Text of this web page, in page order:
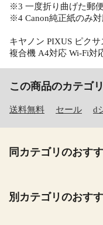
※3 一度折り曲げた郵
※4 Canon純正紙のみ対
キヤノン PIXUS ピク
複合機 A4対応 Wi-Fi対
この商品のカテゴリ
送料無料 セール d
同カテゴリのおす
別カテゴリのおす